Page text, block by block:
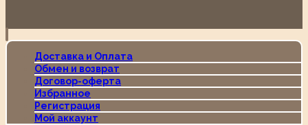
Доставка и Оплата
Обмен и возврат
Договор-оферта
Избранное
Регистрация
Мой аккаунт